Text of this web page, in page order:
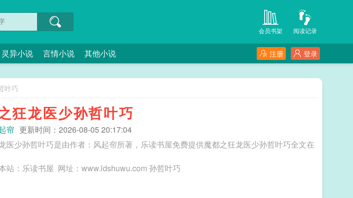
阅读记录
会员书架
灵异小说 言情小说 其他小说 登录
注册
叶巧
狂龙医少孙哲叶巧
帘 更新时间：2026-08-05 20:17:04
医少孙哲叶巧是由作者：风起帘所著，乐读书屋免费提供魔都之狂龙医少孙哲叶巧全文在
三秒记住本站：乐读书屋 网址：www.ldshuwu.com 孙哲叶巧